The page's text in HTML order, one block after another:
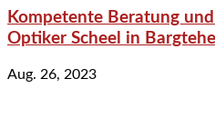
Kompetente Beratung
Optiker Scheel in
Aug. 26, 2023